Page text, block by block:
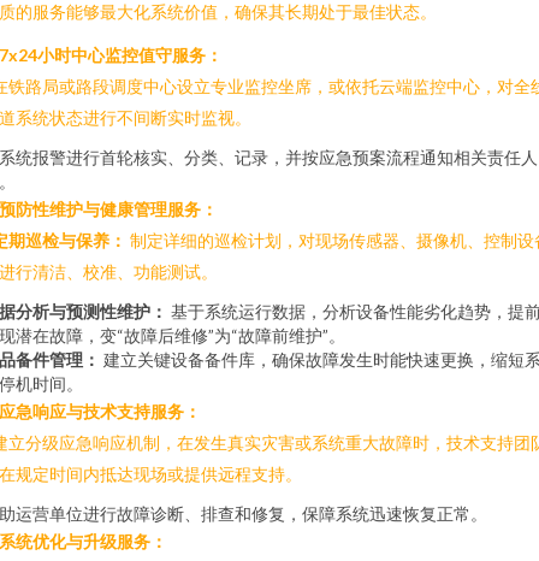
的服务能够最大化系统价值，确保其长期处于最佳状态。
小时中心监控值守服务：
铁路局或路段调度中心设立专业监控坐席，或依托云端监控中心，对全
系统状态进行不间断实时监视。
统报警进行首轮核实、分类、记录，并按应急预案流程通知相关责任人
防性维护与健康管理服务：
期巡检与保养： 制定详细的巡检计划，对现场传感器、摄像机、控制设
行清洁、校准、功能测试。
分析与预测性维护： 基于系统运行数据，分析设备性能劣化趋势，提
潜在故障，变“故障后维修”为“故障前维护”。
备件管理： 建立关键设备备件库，确保故障发生时能快速更换，缩短
机时间。
急响应与技术支持服务：
立分级应急响应机制，在发生真实灾害或系统重大故障时，技术支持团
规定时间内抵达现场或提供远程支持。
运营单位进行故障诊断、排查和修复，保障系统迅速恢复正常。
统优化与升级服务：